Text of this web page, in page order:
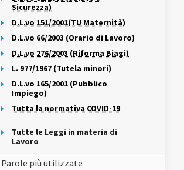
Sicurezza)
D.L.vo 151/2001(TU Maternità)
D.L.vo 66/2003 (Orario di Lavoro)
D.L.vo 276/2003 (Riforma Biagi)
L. 977/1967 (Tutela minori)
D.L.vo 165/2001 (Pubblico
Impiego)
Tutta la normativa COVID-19
Tutte le Leggi in materia di
Lavoro
Parole più utilizzate